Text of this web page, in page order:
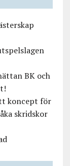
BK och
koncept för
skridskor